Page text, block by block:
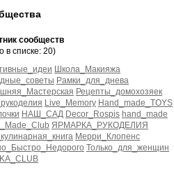
сообществ
в списке: 20)
Школа_Макияжа
Рамки_для_днева
Рецепты_домохозяек
Live_Memory Hand_made_TOYS
НАШ_САД Decor_Rospis hand_made
ЯРМАРКА_РУКОДЕЛИЯ
Мерри_Клопенс
Только_для_женщин